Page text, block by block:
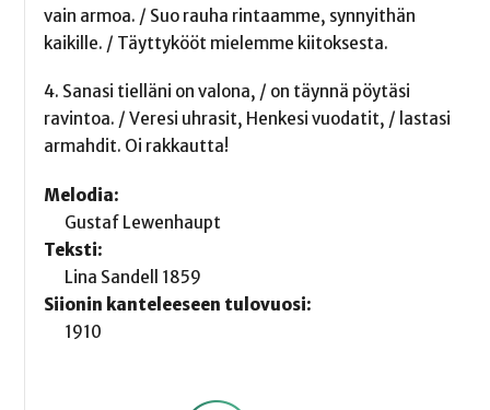
vain armoa. / Suo rauha rintaamme, synnyithän
kaikille. / Täyttykööt mielemme kiitoksesta.
4. Sanasi tielläni on valona, / on täynnä pöytäsi
ravintoa. / Veresi uhrasit, Henkesi vuodatit, / lastasi
armahdit. Oi rakkautta!
Melodia:
Gustaf Lewenhaupt
Teksti:
Lina Sandell 1859
Siionin kanteleeseen tulovuosi:
1910